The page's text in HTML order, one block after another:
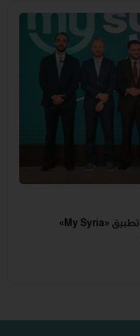
لأول مرة في سوريا.. السياحة تطلق تطبيق «‏My Syria‏»